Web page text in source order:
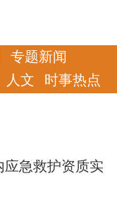
专题新闻
人文 时事热点
应急救护资质实